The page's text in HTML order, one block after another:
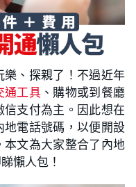
樂、探親了！不過近年
通工具、購物或到餐廳
信支付為主。因此想在
電話號碼，以便開設
文為大家整合了內地
懶人包！